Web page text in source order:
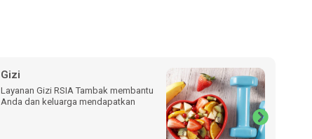
Gizi
Layanan Gizi RSIA Tambak membantu
Anda dan keluarga mendapatkan